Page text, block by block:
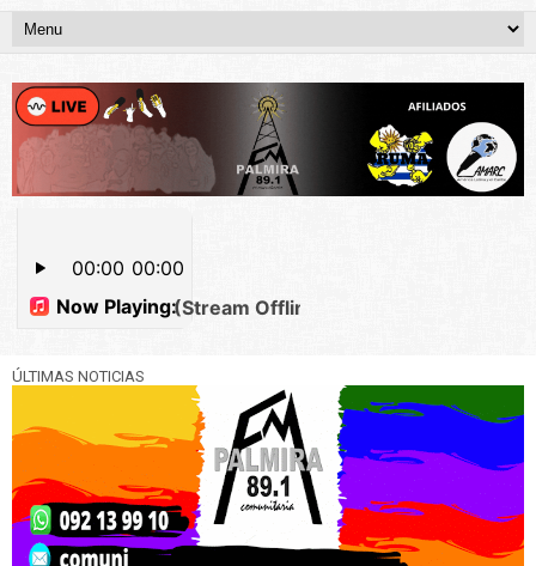
ÚLTIMAS NOTICIAS